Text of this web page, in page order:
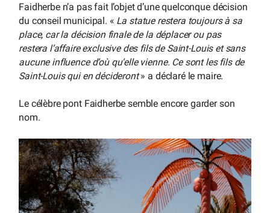
Faidherbe n’a pas fait l’objet d’une quelconque décision
du conseil municipal. « La statue restera toujours à sa
place, car la décision finale de la déplacer ou pas
restera l’affaire exclusive des fils de Saint-Louis et sans
aucune influence d’où qu’elle vienne. Ce sont les fils de
Saint-Louis qui en décideront» a déclaré le maire.
Le célèbre pont Faidherbe semble encore garder son
nom.